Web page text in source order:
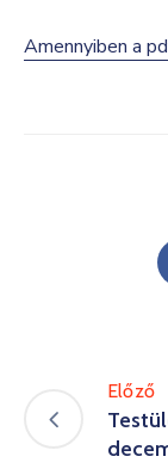
Amennyiben a
Előző